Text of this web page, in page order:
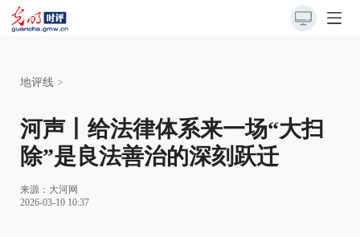
地评线 >
河声丨给法律体系来一场“大扫
除”是良法善治的深刻跃迁
来源： 大河网
2026-03-10 10:37